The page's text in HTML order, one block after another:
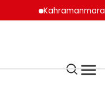
Kahramanmaraş’ta